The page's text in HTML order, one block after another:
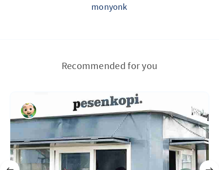
monyonk
Recommended for you